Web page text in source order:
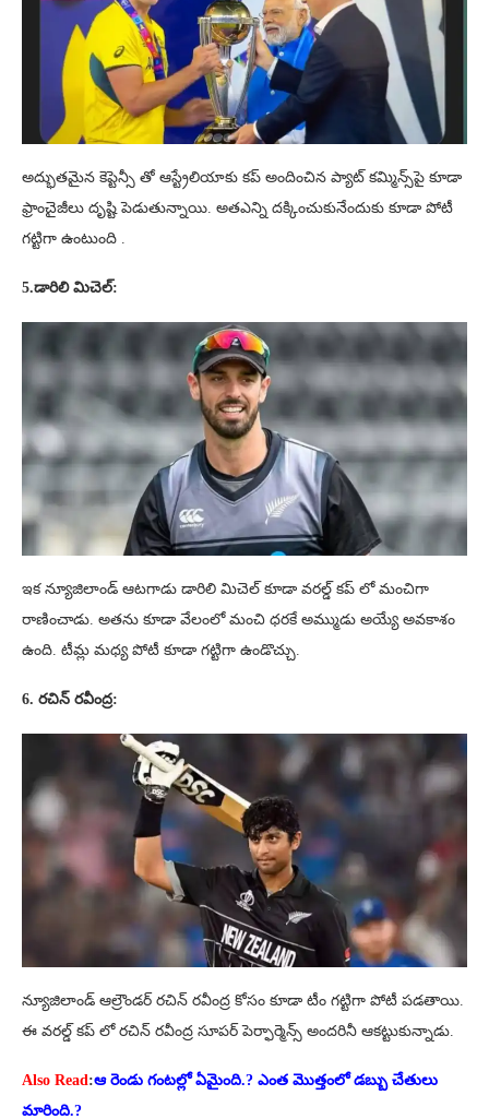
అద్భుతమైన కెప్టెన్సీ తో ఆస్ట్రేలియాకు కప్ అందించిన ప్యాట్ కమ్మిన్స్‌పై కూడా
ఫ్రాంచైజీలు దృష్టి పెడుతున్నాయి. అతఎన్ని దక్కించుకునేందుకు కూడా పోటీ
గట్టిగా ఉంటుంది .
5.డారిలి మిచెల్:
ఇక న్యూజిలాండ్ ఆటగాడు డారిలి మిచెల్ కూడా వరల్డ్ కప్ లో మంచిగా
రాణించాడు. అతను కూడా వేలంలో మంచి ధరకే అమ్ముడు అయ్యే అవకాశం
ఉంది. టీమ్ల మధ్య పోటీ కూడా గట్టిగా ఉండొచ్చు.
6. రచిన్ రవీంద్ర:
న్యూజిలాండ్ ఆల్రౌండర్ రచిన్ రవీంద్ర కోసం కూడా టీం గట్టిగా పోటీ పడతాయి.
ఈ వరల్డ్ కప్ లో రచిన్ రవీంద్ర సూపర్ పెర్ఫార్మెన్స్ అందరినీ ఆకట్టుకున్నాడు.
Also Read:ఆ రెండు గంటల్లో ఏమైంది.? ఎంత మొత్తంలో డబ్బు చేతులు
మారింది.?